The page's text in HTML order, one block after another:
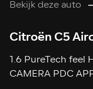
Bekijk deze auto
Citroën C5
1.6 PureTech feel
CAMERA PDC